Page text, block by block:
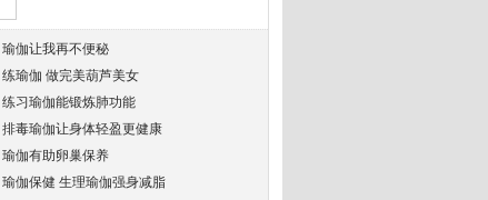
瑜伽让我再不便秘
练瑜伽 做完美葫芦美女
练习瑜伽能锻炼肺功能
排毒瑜伽让身体轻盈更健康
瑜伽有助卵巢保养
瑜伽保健 生理瑜伽强身减脂